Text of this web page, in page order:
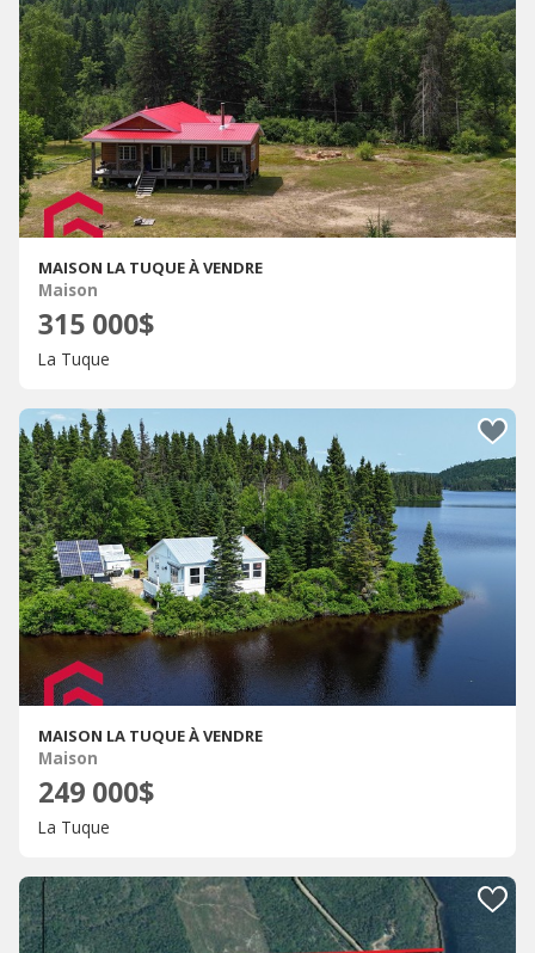
MAISON LA TUQUE À VENDRE
Maison
315 000$
La Tuque
MAISON LA TUQUE À VENDRE
Maison
249 000$
La Tuque